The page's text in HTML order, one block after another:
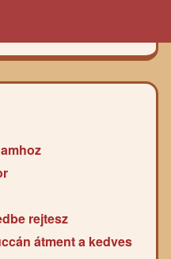
rejtesz
átment a kedves